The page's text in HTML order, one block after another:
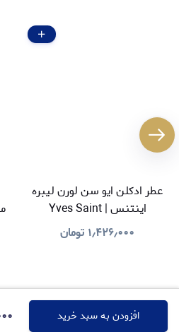
افزودن به سبد خرید
عطر ادکلن ایو سن لورن لیبره
اینتنس | Yves Saint
Laurent Libre Intense
۱٫۴۲۶٫۰۰۰ تومان